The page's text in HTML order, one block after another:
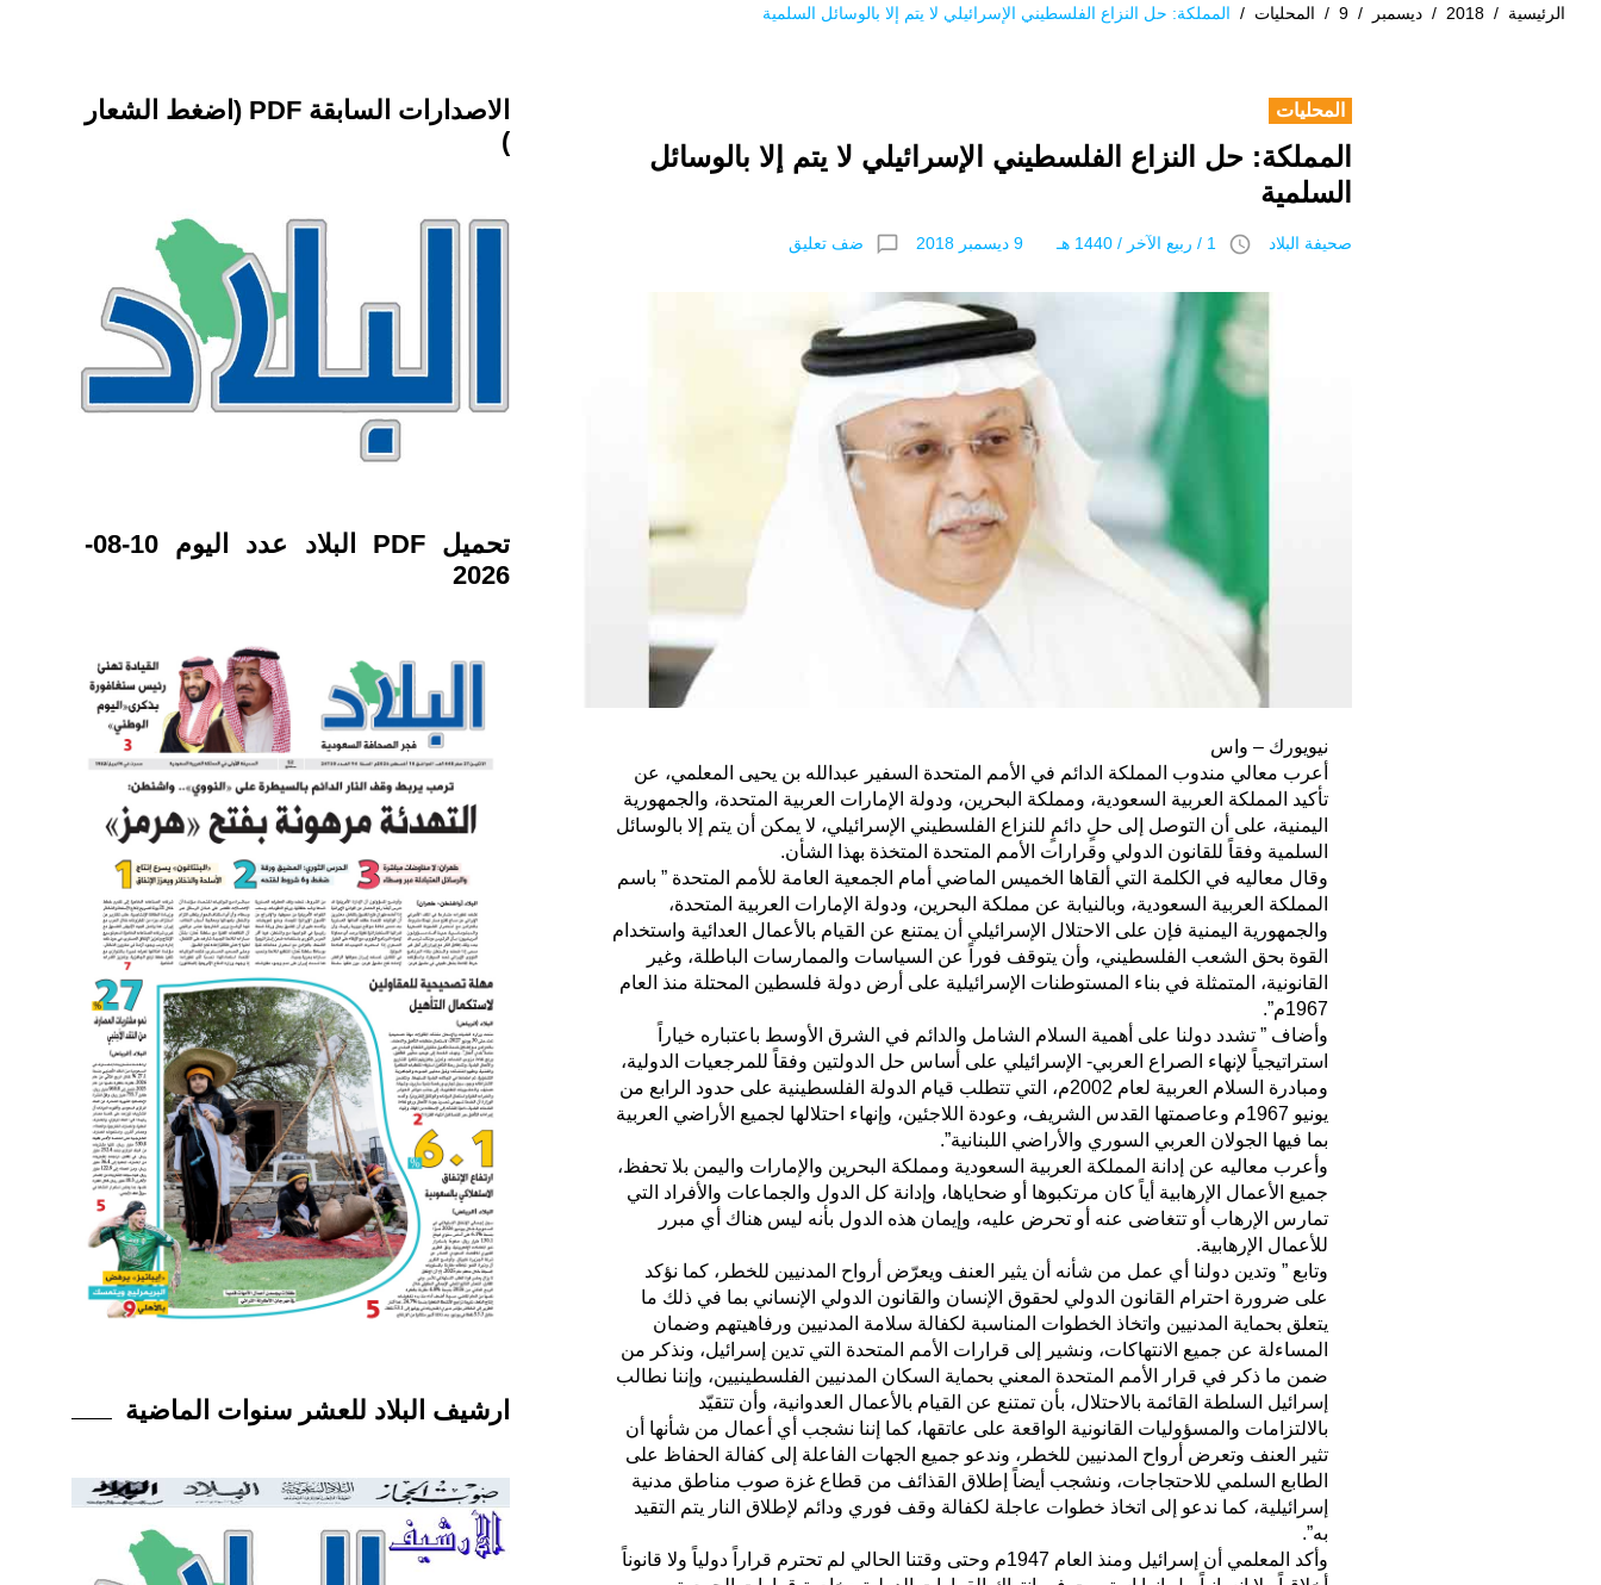
الرئيسية /
2018
/ ديسمبر /
9
/ المحليات / المملكة: حل النزاع الفلسطيني الإسرائيلي لا يتم إلا بالوسائل السلمية
المحليات
المملكة: حل النزاع الفلسطيني الإسرائيلي لا يتم إلا بالوسائل
السلمية
صحيفة البلاد access_time 1 / ربيع الآخر / 1440 هـ 9 ديسمبر 2018 chat_bubble_outline ضف تعليق
نيويورك – واس
أعرب معالي مندوب المملكة الدائم في الأمم المتحدة السفير عبدالله بن يحيى المعلمي، عن
تأكيد المملكة العربية السعودية، ومملكة البحرين، ودولة الإمارات العربية المتحدة، والجمهورية
اليمنية، على أن التوصل إلى حلٍ دائمٍ للنزاع الفلسطيني الإسرائيلي، لا يمكن أن يتم إلا بالوسائل
السلمية وفقاً للقانون الدولي وقرارات الأمم المتحدة المتخذة بهذا الشأن.
وقال معاليه في الكلمة التي ألقاها الخميس الماضي أمام الجمعية العامة للأمم المتحدة ” باسم
المملكة العربية السعودية، وبالنيابة عن مملكة البحرين، ودولة الإمارات العربية المتحدة،
والجمهورية اليمنية فإن على الاحتلال الإسرائيلي أن يمتنع عن القيام بالأعمال العدائية واستخدام
القوة بحق الشعب الفلسطيني، وأن يتوقف فوراً عن السياسات والممارسات الباطلة، وغير
القانونية، المتمثلة في بناء المستوطنات الإسرائيلية على أرض دولة فلسطين المحتلة منذ العام
1967م”.
وأضاف ” تشدد دولنا على أهمية السلام الشامل والدائم في الشرق الأوسط باعتباره خياراً
استراتيجياً لإنهاء الصراع العربي- الإسرائيلي على أساس حل الدولتين وفقاً للمرجعيات الدولية،
ومبادرة السلام العربية لعام 2002م، التي تتطلب قيام الدولة الفلسطينية على حدود الرابع من
يونيو 1967م وعاصمتها القدس الشريف، وعودة اللاجئين، وإنهاء احتلالها لجميع الأراضي العربية
بما فيها الجولان العربي السوري والأراضي اللبنانية”.
وأعرب معاليه عن إدانة المملكة العربية السعودية ومملكة البحرين والإمارات واليمن بلا تحفظ،
جميع الأعمال الإرهابية أياً كان مرتكبوها أو ضحاياها، وإدانة كل الدول والجماعات والأفراد التي
تمارس الإرهاب أو تتغاضى عنه أو تحرض عليه، وإيمان هذه الدول بأنه ليس هناك أي مبرر
للأعمال الإرهابية.
وتابع ” وتدين دولنا أي عمل من شأنه أن يثير العنف ويعرّض أرواح المدنيين للخطر، كما نؤكد
على ضرورة احترام القانون الدولي لحقوق الإنسان والقانون الدولي الإنساني بما في ذلك ما
يتعلق بحماية المدنيين واتخاذ الخطوات المناسبة لكفالة سلامة المدنيين ورفاهيتهم وضمان
المساءلة عن جميع الانتهاكات، ونشير إلى قرارات الأمم المتحدة التي تدين إسرائيل، ونذكر من
ضمن ما ذكر في قرار الأمم المتحدة المعني بحماية السكان المدنيين الفلسطينيين، وإننا نطالب
إسرائيل السلطة القائمة بالاحتلال، بأن تمتنع عن القيام بالأعمال العدوانية، وأن تتقيّد
بالالتزامات والمسؤوليات القانونية الواقعة على عاتقها، كما إننا نشجب أي أعمال من شأنها أن
تثير العنف وتعرض أرواح المدنيين للخطر، وندعو جميع الجهات الفاعلة إلى كفالة الحفاظ على
الطابع السلمي للاحتجاجات، ونشجب أيضاً إطلاق القذائف من قطاع غزة صوب مناطق مدنية
إسرائيلية، كما ندعو إلى اتخاذ خطوات عاجلة لكفالة وقف فوري ودائم لإطلاق النار يتم التقيد
به”.
وأكد المعلمي أن إسرائيل ومنذ العام 1947م وحتى وقتنا الحالي لم تحترم قراراً دولياً ولا قانوناً
الاصدارات السابقة PDF (اضغط الشعار
)
تحميل PDF البلاد عدد اليوم 10-08-
2026
ارشيف البلاد للعشر سنوات الماضية